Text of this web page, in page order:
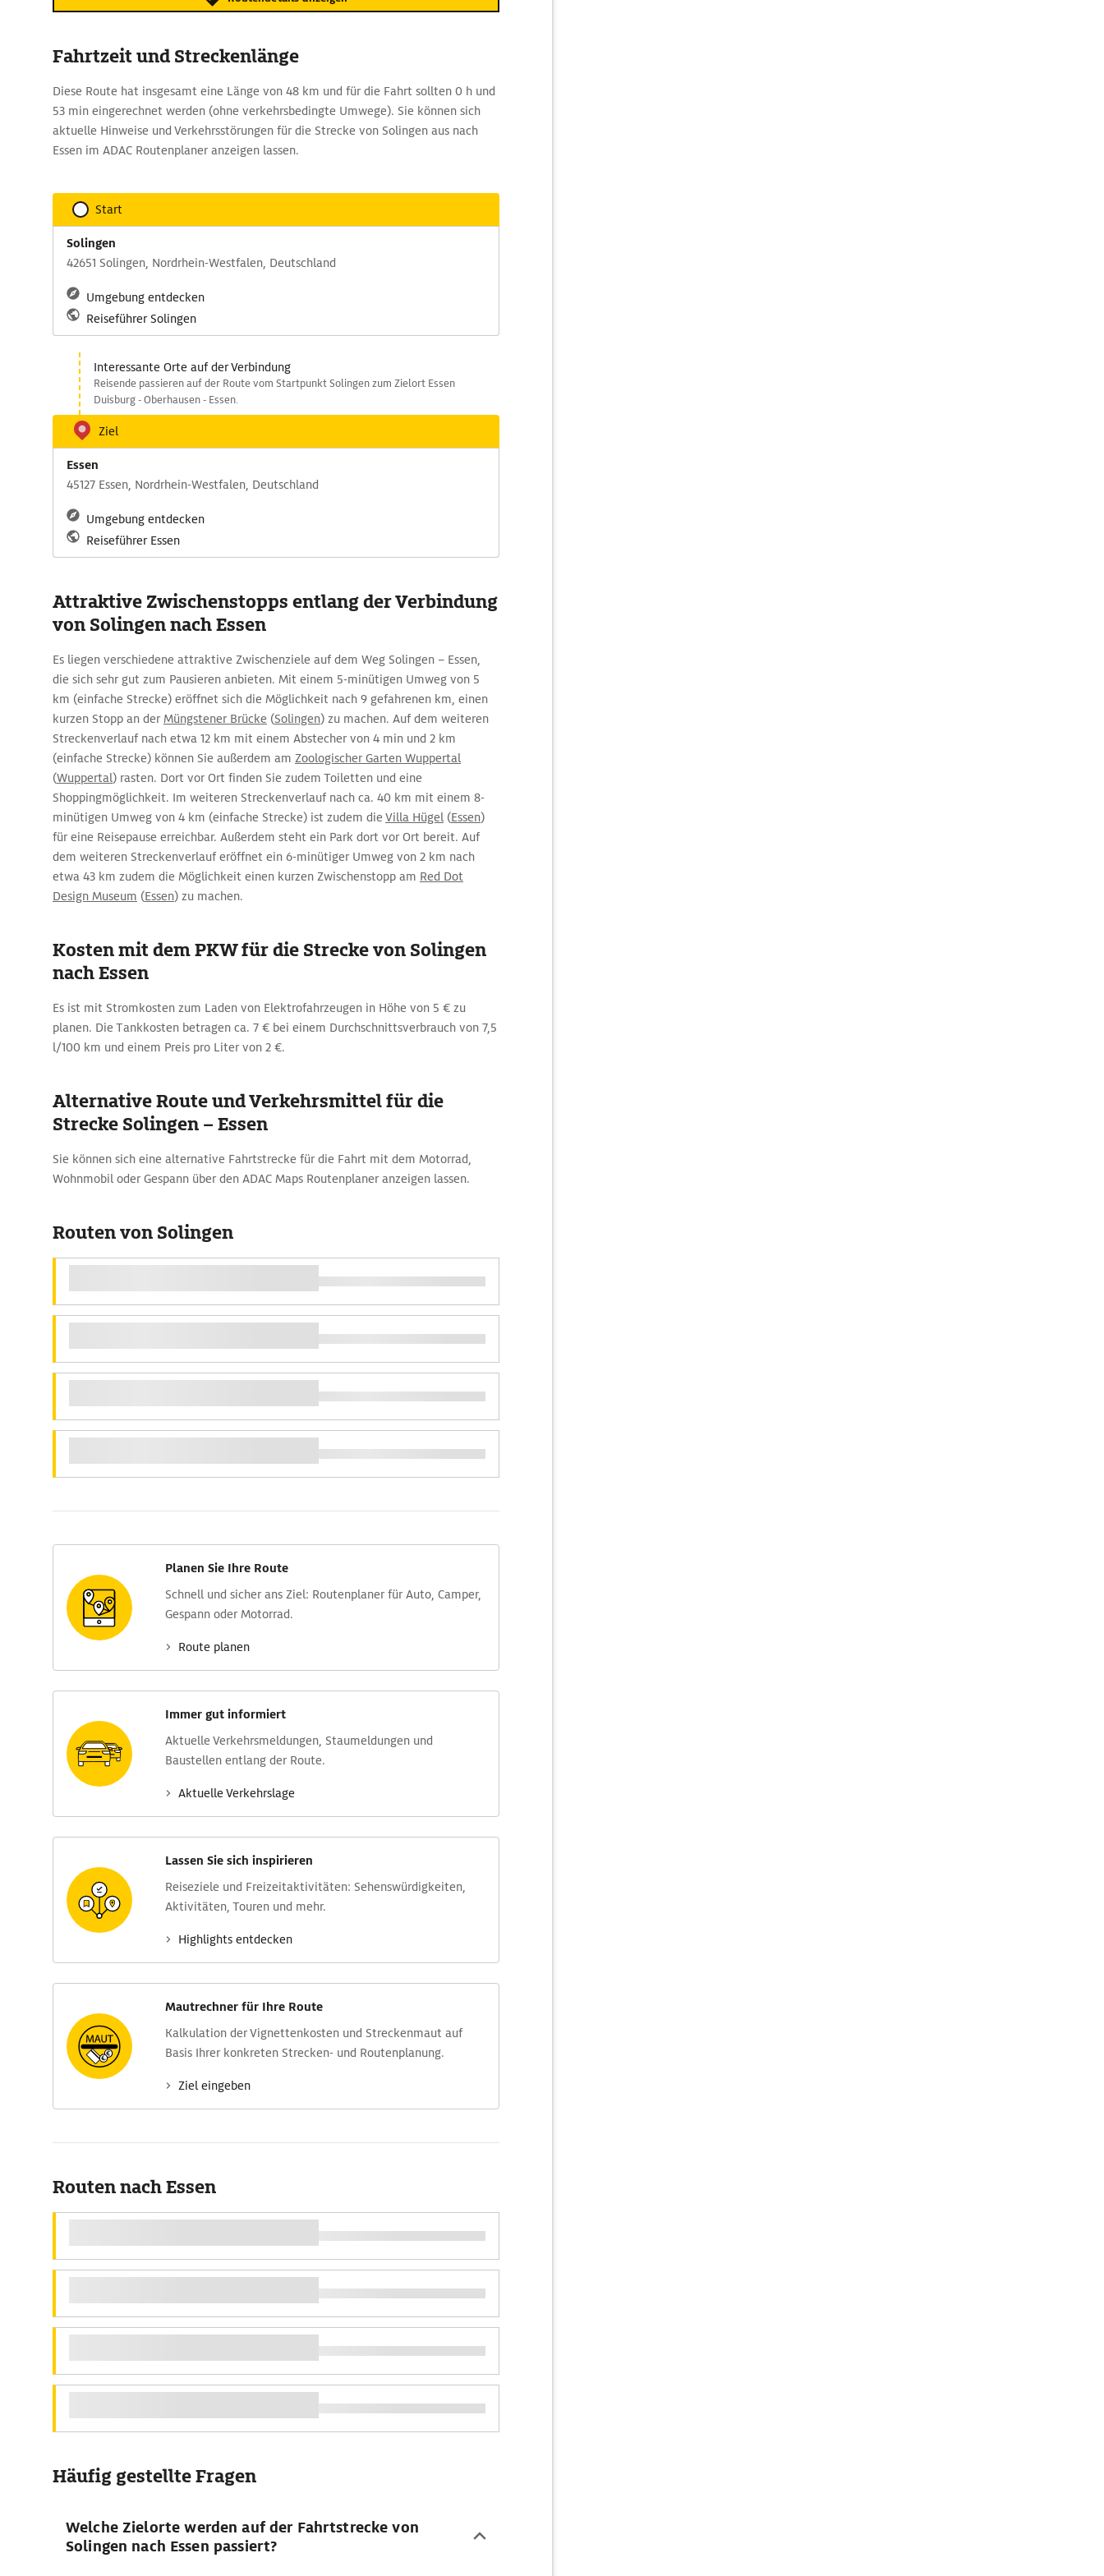
Fahrtzeit und Streckenlänge
Diese Route hat insgesamt eine Länge von 48 km und für die Fahrt sollten 0 h und
53 min eingerechnet werden (ohne verkehrsbedingte Umwege). Sie können sich
aktuelle Hinweise und Verkehrsstörungen für die Strecke von Solingen aus nach
Essen im ADAC Routenplaner anzeigen lassen.
Start
Solingen
42651 Solingen, Nordrhein-Westfalen, Deutschland
Umgebung entdecken
Reiseführer Solingen
Interessante Orte auf der Verbindung
Reisende passieren auf der Route vom Startpunkt Solingen zum Zielort Essen
Duisburg - Oberhausen - Essen.
Ziel
Essen
45127 Essen, Nordrhein-Westfalen, Deutschland
Umgebung entdecken
Reiseführer Essen
Attraktive Zwischenstopps entlang der Verbindung
von Solingen nach Essen
Es liegen verschiedene attraktive Zwischenziele auf dem Weg Solingen – Essen,
die sich sehr gut zum Pausieren anbieten. Mit einem 5-minütigen Umweg von 5
km (einfache Strecke) eröffnet sich die Möglichkeit nach 9 gefahrenen km, einen
kurzen Stopp an derMüngstener Brücke (Solingen) zu machen. Auf dem weiteren
Streckenverlauf nach etwa 12 km mit einem Abstecher von 4 min und 2 km
(einfache Strecke) können Sie außerdem am Zoologischer Garten Wuppertal
(Wuppertal) rasten. Dort vor Ort finden Sie zudem Toiletten und eine
Shoppingmöglichkeit. Im weiteren Streckenverlauf nach ca. 40 km mit einem 8-
minütigen Umweg von 4 km (einfache Strecke) ist zudem die Villa Hügel (Essen)
für eine Reisepause erreichbar. Außerdem steht ein Park dort vor Ort bereit. Auf
dem weiteren Streckenverlauf eröffnet ein 6-minütiger Umweg von 2 km nach
etwa 43 km zudem die Möglichkeit einen kurzen Zwischenstopp am Red Dot
Design Museum (Essen) zu machen.
Kosten mit dem PKW für die Strecke von Solingen
nach Essen
Es ist mit Stromkosten zum Laden von Elektrofahrzeugen in Höhe von 5 € zu
planen. Die Tankkosten betragen ca. 7 € bei einem Durchschnittsverbrauch von 7,5
l/100 km und einem Preis pro Liter von 2 €.
Alternative Route und Verkehrsmittel für die
Strecke Solingen – Essen
Sie können sich eine alternative Fahrtstrecke für die Fahrt mit dem Motorrad,
Wohnmobil oder Gespann über den ADAC Maps Routenplaner anzeigen lassen.
Routen von Solingen
Planen Sie Ihre Route
Schnell und sicher ans Ziel: Routen­planer für Auto, Camper,
Gespann oder Motorrad.
Route planen
Immer gut informiert
Aktuelle Verkehrs­meldungen, Stau­meldungen und
Baustellen entlang der Route.
Aktuelle Verkehrs­lage
Lassen Sie sich inspirieren
Reise­ziele und Freizeit­aktivitäten: Sehens­würdig­keiten,
Aktivitäten, Touren und mehr.
Highlights entdecken
Mautrechner für Ihre Route
Kalkulation der Vignettenkosten und Streckenmaut auf
Basis Ihrer konkreten Strecken- und Routenplanung.
Ziel eingeben
Routen nach Essen
Häufig gestellte Fragen
Welche Zielorte werden auf der Fahrtstrecke von
Solingen nach Essen passiert?